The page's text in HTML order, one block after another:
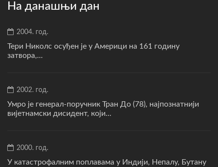
На данашњи дан
2004. год.
Тери Николс осуђен је у Америци на 161 годину
затвора,...
2002. год.
Умро је генерал-поручник Тран До (78), најпознатнији
вијетнамски дисидент, који...
2000. год.
У катастрофалним поплавама у Индији, Непалу, Бутану